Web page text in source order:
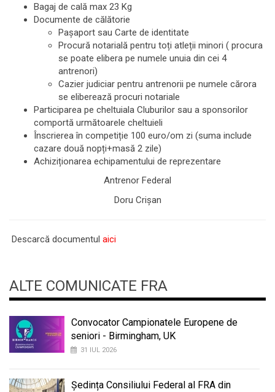
Bagaj de cală max 23 Kg
Documente de călătorie
Pașaport sau Carte de identitate
Procură notarială pentru toți atleții minori ( procura
se poate elibera pe numele unuia din cei 4
antrenori)
Cazier judiciar pentru antrenorii pe numele cărora
se eliberează procuri notariale
Participarea pe cheltuiala Cluburilor sau a sponsorilor
comportă următoarele cheltuieli
Înscrierea în competiție 100 euro/om zi (suma include
cazare două nopți+masă 2 zile)
Achiziționarea echipamentului de reprezentare
Antrenor Federal
Doru Crișan
Descarcă documentul aici
ALTE COMUNICATE FRA
Convocator Campionatele Europene de
seniori - Birmingham, UK
31 IUL 2026
Ședința Consiliului Federal al FRA din